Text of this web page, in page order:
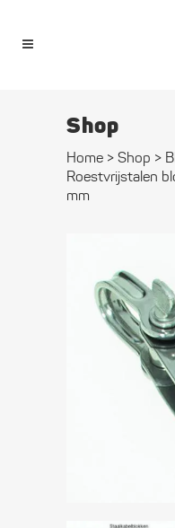
Shop
Home > Shop >
Roestvrijstalen
mm